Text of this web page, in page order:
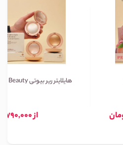
هایلایتر ریر بیوتی Rare Beauty
از 790,000 تومان